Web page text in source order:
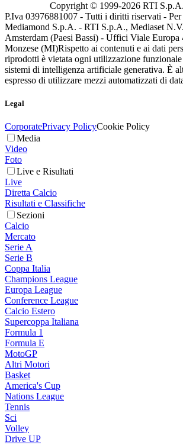
Copyright © 1999-2026 RTI
P.Iva 03976881007 - Tutti i diritti riservati -
Mediamond S.p.A. - RTI S.p.A., Mediaset
Amsterdam (Paesi Bassi) - Uffici Viale
Monzese (MI)Rispetto ai contenuti e ai dati
riprodotti è vietata ogni utilizzazione funzionale
sistemi di intelligenza artificiale generativa. È
espresso di utilizzare mezzi automatizzati di
Legal
CorporatePrivacy PolicyCookie Policy
Media
Video
Foto
Live e Risultati
Live
Diretta Calcio
Risultati e Classifiche
Sezioni
Calcio
Mercato
Serie A
Serie B
Coppa Italia
Champions League
Europa League
Conference League
Calcio Estero
Supercoppa Italiana
Formula 1
Formula E
MotoGP
Altri Motori
Basket
America's Cup
Nations League
Tennis
Sci
Volley
Drive UP